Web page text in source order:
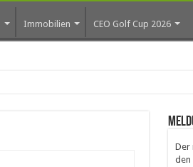
Immobilien CEO Golf Cup 2026
Der
den